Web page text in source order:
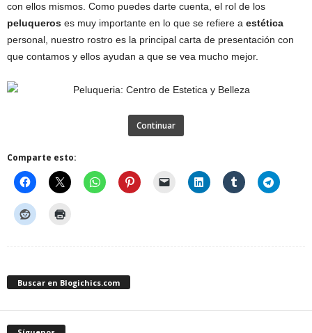
con ellos mismos. Como puedes darte cuenta, el rol de los
peluqueros es muy importante en lo que se refiere a estética
personal, nuestro rostro es la principal carta de presentación con
que contamos y ellos ayudan a que se vea mucho mejor.
Continuar
Comparte esto:
Buscar en Blogichics.com